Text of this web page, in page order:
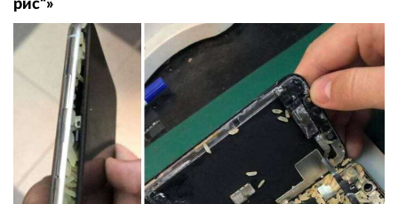
рис“»